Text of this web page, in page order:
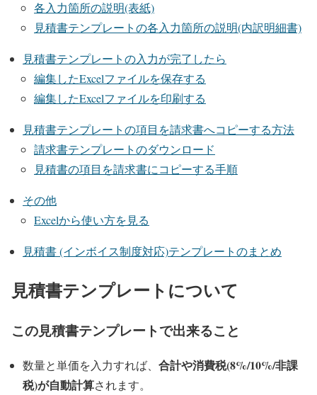
各入力箇所の説明(表紙)
見積書テンプレートの各入力箇所の説明(内訳明細書)
見積書テンプレートの入力が完了したら
編集したExcelファイルを保存する
編集したExcelファイルを印刷する
見積書テンプレートの項目を請求書へコピーする方法
請求書テンプレートのダウンロード
見積書の項目を請求書にコピーする手順
その他
Excelから使い方を見る
見積書 (インボイス制度対応)テンプレートのまとめ
見積書テンプレートについて
この見積書テンプレートで出来ること
数量と単価を入力すれば、 合計や消費税(8%/10%/非課
税)が自動計算されます。